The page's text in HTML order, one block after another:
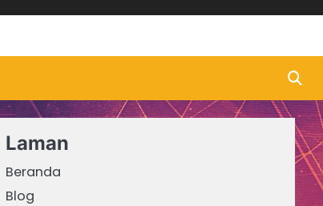
Laman
Beranda
Blog